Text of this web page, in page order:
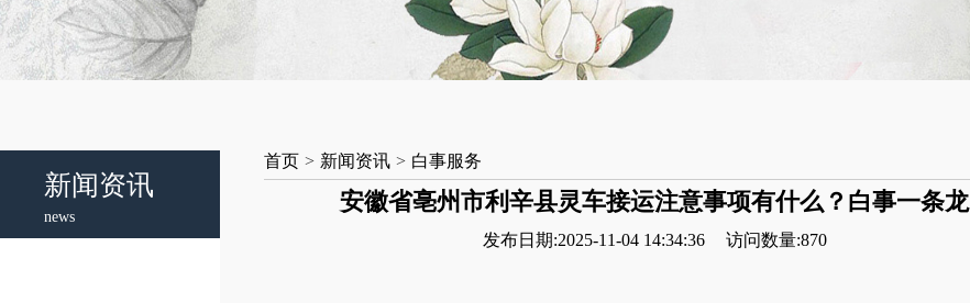
新闻资讯
news
首页 > 新闻资讯 > 白事服务
安徽省亳州市利辛县灵车接运注意事项有什么？白事一条龙
发布日期:2025-11-04 14:34:36 访问数量:870